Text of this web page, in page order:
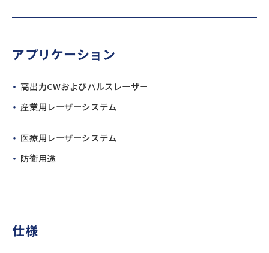
アプリケーション
高出力CWおよびパルスレーザー
産業用レーザーシステム
医療用レーザーシステム
防衛用途
仕様